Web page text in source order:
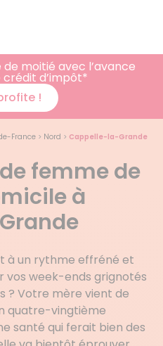
moitié avec l’avance
d’impôt*
!
France > Nord > Cappelle-la-Grande
femme de
à
à un rythme effréné et
vos week-ends grignotés
? Votre mère vient de
quatre-vingtième
santé qui ferait bien des